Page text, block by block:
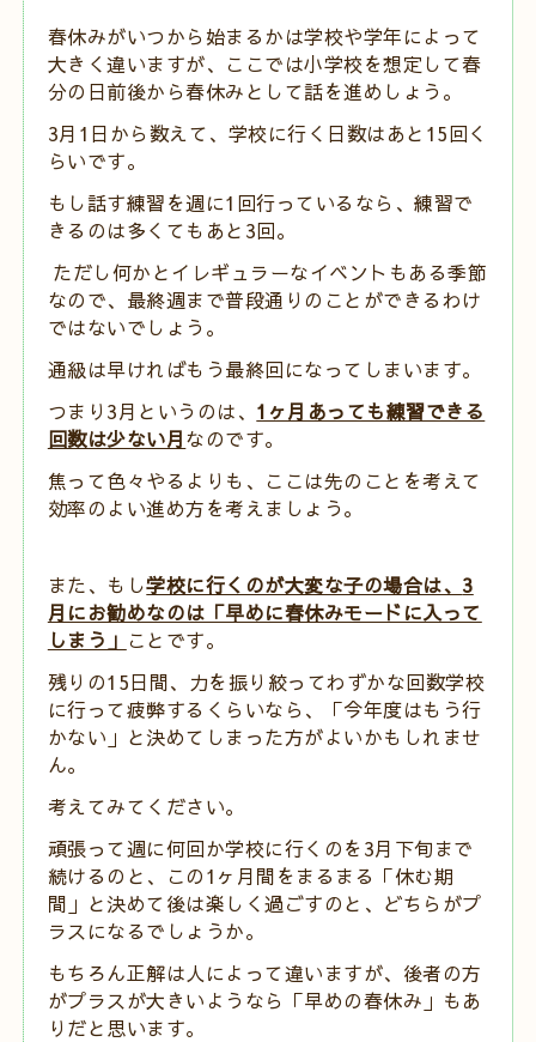
春休みがいつから始まるかは学校や学年によって
大きく違いますが、ここでは小学校を想定して春
分の日前後から春休みとして話を進めしょう。
3月1日から数えて、学校に行く日数はあと15回く
らいです。
もし話す練習を週に1回行っているなら、練習で
きるのは多くてもあと3回。
ただし何かとイレギュラーなイベントもある季節
なので、最終週まで普段通りのことができるわけ
ではないでしょう。
通級は早ければもう最終回になってしまいます。
つまり3月というのは、 1ヶ月あっても練習できる
回数は少ない月なのです。
焦って色々やるよりも、ここは先のことを考えて
効率のよい進め方を考えましょう。
また、もし学校に行くのが大変な子の場合は、 3
月にお勧めなのは「早めに春休みモードに入って
しまう」 ことです。
残りの15日間、力を振り絞ってわずかな回数学校
に行って疲弊するくらいなら、「今年度はもう行
かない」と決めてしまった方がよいかもしれませ
ん。
考えてみてください。
頑張って週に何回か学校に行くのを3月下旬まで
続けるのと、この1ヶ月間をまるまる「休む期
間」と決めて後は楽しく過ごすのと、どちらがプ
ラスになるでしょうか。
もちろん正解は人によって違いますが、後者の方
がプラスが大きいようなら「早めの春休み」もあ
りだと思います。